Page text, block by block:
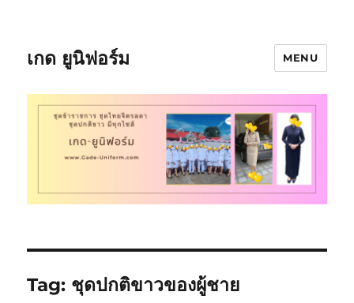
เกด ยูนิฟอร์ม MENU
Tag: ชุดปกติขาวของผู้ชาย